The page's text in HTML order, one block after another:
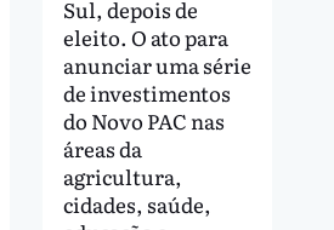
Sul, depois de
eleito. O ato para
anunciar uma série
de investimentos
do Novo PAC nas
áreas da
agricultura,
cidades, saúde,